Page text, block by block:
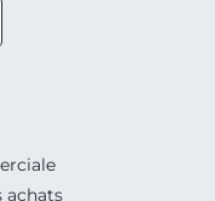
achats